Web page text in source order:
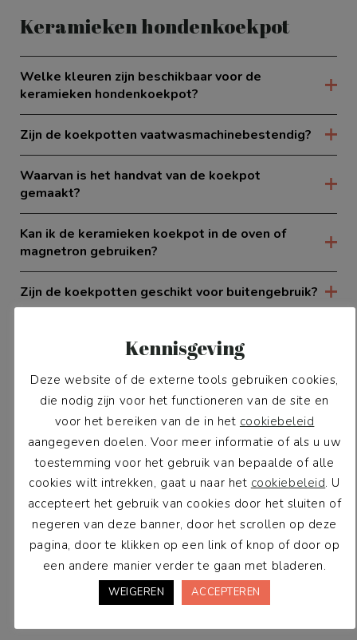
Keramieken hondenkoekpot
Welke kleuren zijn beschikbaar voor de
keramieken hondenkoekpot?
Zijn de koekpotten vaatwasmachinebestendig?
Waarvan is het handvat van de koekpot
gemaakt?
Kan ik de keramieken koekpot in de oven of
magnetron gebruiken?
Zijn de koekpotten geschikt voor buitengebruik?
Zijn de koekpotten veilig voor voedselopslag?
Waarom zijn er oneffenheden in het ontwerp van
de koekpot?
Hoe onderhoud ik de keramieken
hondenkoekpot het beste?
Waar worden de keramieken hondenkoekpotten
gemaakt?
Kennisgeving
Deze website of de externe tools gebruiken cookies,
die nodig zijn voor het functioneren van de site en
voor het bereiken van de in het cookiebeleid
aangegeven doelen. Voor meer informatie of als u uw
toestemming voor het gebruik van bepaalde of alle
cookies wilt intrekken, gaat u naar het cookiebeleid. U
accepteert het gebruik van cookies door het sluiten of
negeren van deze banner, door het scrollen op deze
pagina, door te klikken op een link of knop of door op
een andere manier verder te gaan met bladeren.
WEIGEREN ACCEPTEREN